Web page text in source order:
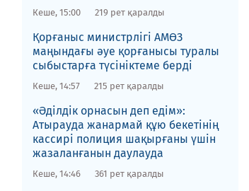
Кеше, 15:00 219 рет қаралды
Қорғаныс министрлігі АМӨЗ
маңындағы әуе қорғанысы туралы
сыбыстарға түсініктеме берді
Кеше, 14:57 215 рет қаралды
«Әділдік орнасын деп едім»:
Атырауда жанармай құю бекетінің
кассирі полиция шақырғаны үшін
жазаланғанын даулауда
Кеше, 14:46 361 рет қаралды